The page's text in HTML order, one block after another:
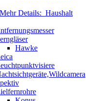
Mehr Details: Haushalt
Hawke